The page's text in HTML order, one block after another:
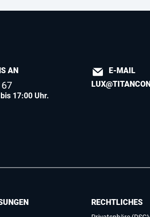
AN
17:00 Uhr.
E-MAIL
RECHTLICHES